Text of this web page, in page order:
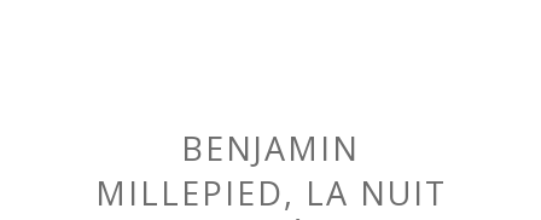
BENJAMIN
MILLEPIED, LA NUIT